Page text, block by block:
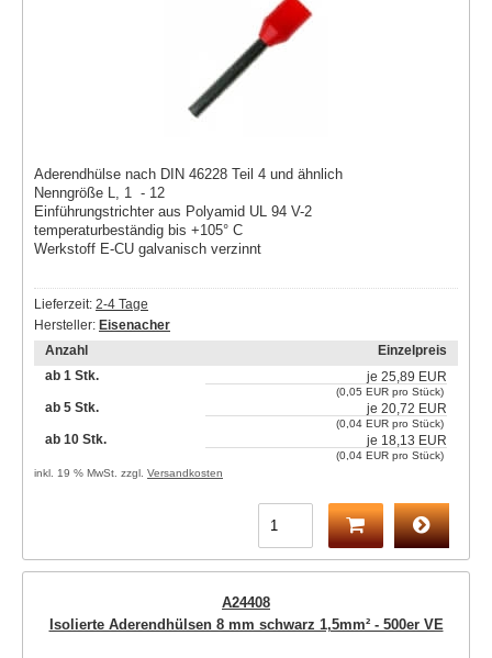
Aderendhülse nach DIN 46228 Teil 4 und ähnlich
Nenngröße L, 1 - 12
Einführungstrichter aus Polyamid UL 94 V-2
temperaturbeständig bis +105° C
Werkstoff E-CU galvanisch verzinnt
Lieferzeit: 2-4 Tage
Hersteller: Eisenacher
Anzahl
Einzelpreis
ab 1 Stk.
je 25,89 EUR
(0,05 EUR pro Stück)
ab 5 Stk. je 20,72 EUR
(0,04 EUR pro Stück)
ab 10 Stk. je 18,13 EUR
(0,04 EUR pro Stück)
inkl. 19 % MwSt. zzgl. Versandkosten
A24408
Isolierte Aderendhülsen 8 mm schwarz 1,5mm² - 500er VE